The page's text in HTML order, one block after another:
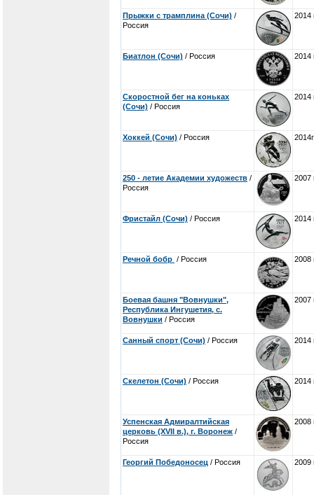
Прыжки с трамплина (Сочи) /
Россия
2014
Биатлон (Сочи) / Россия 2014
Скоростной бег на коньках
(Сочи) / Россия
2014
Хоккей (Сочи) / Россия 2014г
250 - летие Академии художеств /
Россия
2007
Фристайл (Сочи) / Россия 2014
Речной бобр / Россия 2008
Боевая башня "Вовнушки",
Республика Ингушетия, с.
Вовнушки / Россия
2007
Санный спорт (Сочи) / Россия 2014
Скелетон (Сочи) / Россия 2014
Успенская Адмиралтийская
церковь (XVII в.), г. Воронеж /
Россия
2008
Георгий Победоносец / Россия 2009